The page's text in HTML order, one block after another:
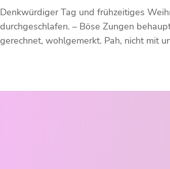
Denkwürdiger Tag und frühzeitiges
durchgeschlafen. – Böse Zungen
gerechnet, wohlgemerkt. Pah, nicht mit